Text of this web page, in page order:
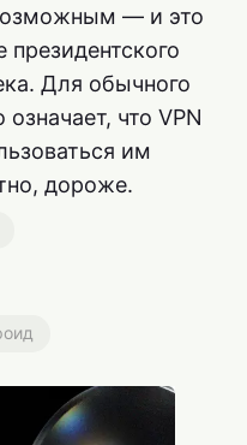
— и это
Для обычного
что VPN
им
дороже.